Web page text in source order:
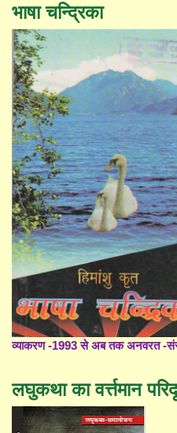
भाषा चन्द्रिका
व्याकरण -1993 से अब तक अनवरत -
लघुकथा का वर्त्तमान